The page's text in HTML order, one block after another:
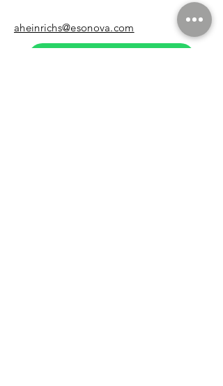
aheinrichs@esonova.com